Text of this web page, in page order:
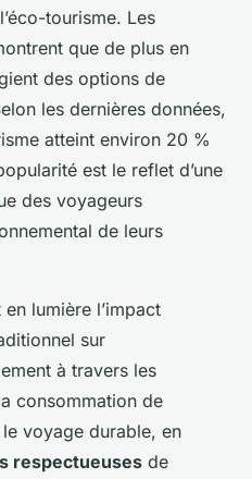
tourisme. Les
que de plus en
des options de
les dernières données,
atteint environ 20 %
est le reflet d’une
des voyageurs
de leurs
lumière l’impact
sur
à travers les
consommation de
voyage durable, en
respectueuses de